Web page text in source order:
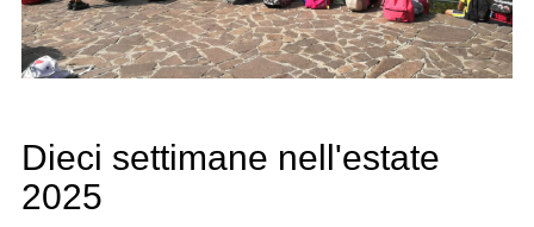
Dieci settimane nell'estate
2025